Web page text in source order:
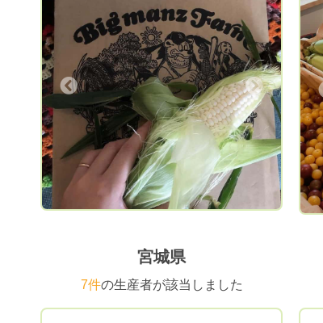
つまいも...など、他にも季節に合ったたく
さんの旬の野菜を育てております！お米も
あきたこまち、銀河のしずくなどがありま
す。 なるべく皆様のご希望に沿ったお野
菜を発送できるよいにしたいと思っていま
すので、お気軽にご相談ください！
Next Previous
宮城県
7件の生産者が該当しました